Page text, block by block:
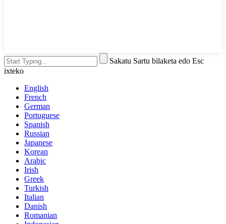
Sakatu Sartu bilaketa edo Esc
ixteko
English
French
German
Portuguese
Spanish
Russian
Japanese
Korean
Arabic
Irish
Greek
Turkish
Italian
Danish
Romanian